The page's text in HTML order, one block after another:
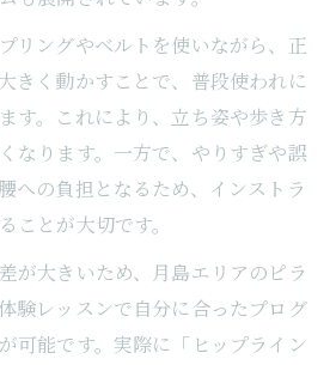
リングやベルトを使いながら、正
きく動かすことで、普段使われに
す。これにより、立ち姿や歩き方
なります。一方で、やりすぎや誤
への負担となるため、インストラ
ことが大切です。
が大きいため、月島エリアのピラ
験レッスンで自分に合ったプログ
可能です。実際に「ヒップライン